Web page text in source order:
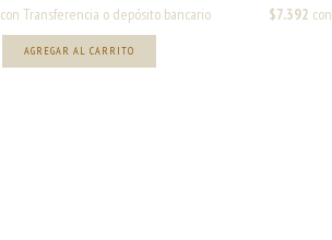
con Transferencia o depósito bancario $7.392 con